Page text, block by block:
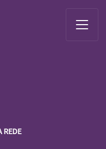
REDE